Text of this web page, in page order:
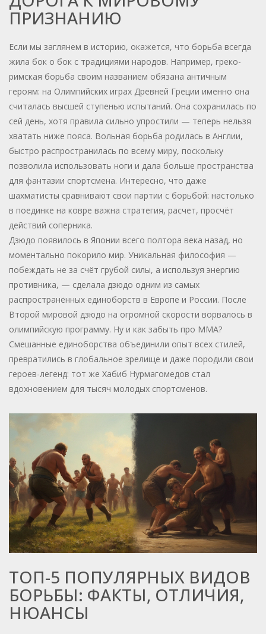
ПРИЗНАНИЮ
Если мы заглянем в историю, окажется, что борьба всегда
жила бок о бок с традициями народов. Например, греко-
римская борьба своим названием обязана античным
героям: на Олимпийских играх Древней Греции именно она
считалась высшей ступенью испытаний. Она сохранилась по
сей день, хотя правила сильно упростили — теперь нельзя
хватать ниже пояса. Вольная борьба родилась в Англии,
быстро распространилась по всему миру, поскольку
позволила использовать ноги и дала больше пространства
для фантазии спортсмена. Интересно, что даже
шахматисты сравнивают свои партии с борьбой: настолько
в поединке на ковре важна стратегия, расчет, просчёт
действий соперника.
Дзюдо появилось в Японии всего полтора века назад, но
моментально покорило мир. Уникальная философия —
побеждать не за счёт грубой силы, а используя энергию
противника, — сделала дзюдо одним из самых
распространённых единоборств в Европе и России. После
Второй мировой дзюдо на огромной скорости ворвалось в
олимпийскую программу. Ну и как забыть про ММА?
Смешанные единоборства объединили опыт всех стилей,
превратились в глобальное зрелище и даже породили свои
героев-легенд: тот же Хабиб Нурмагомедов стал
вдохновением для тысяч молодых спортсменов.
ТОП-5 ПОПУЛЯРНЫХ ВИДОВ
БОРЬБЫ: ФАКТЫ, ОТЛИЧИЯ,
НЮАНСЫ